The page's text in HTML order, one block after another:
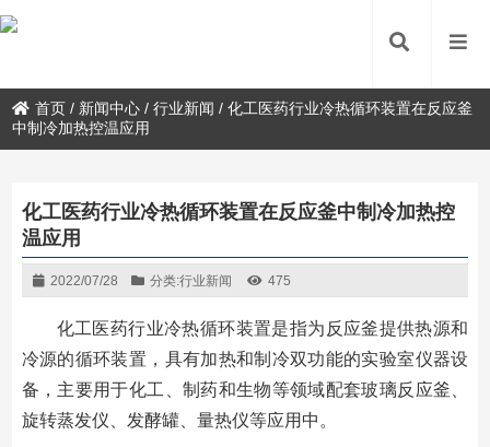
首页 / 新闻中心 /行业新闻 /化工医药行业冷热循环装置在反应釜
中制冷加热控温应用
化工医药行业冷热循环装置在反应釜中制冷加热控
温应用
2022/07/28 分类:行业新闻 475
化工医药行业冷热循环装置是指为反应釜提供热源和
冷源的循环装置，具有加热和制冷双功能的实验室仪器设
备，主要用于化工、制药和生物等领域配套玻璃反应釜、
旋转蒸发仪、发酵罐、量热仪等应用中。